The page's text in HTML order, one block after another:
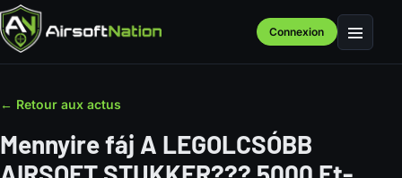
Connexion Menu
← Retour aux actus
Mennyire fáj A LEGOLCSÓBB